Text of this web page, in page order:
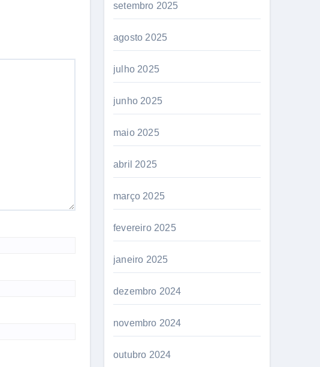
setembro 2025
agosto 2025
julho 2025
junho 2025
maio 2025
abril 2025
março 2025
fevereiro 2025
janeiro 2025
dezembro 2024
novembro 2024
outubro 2024